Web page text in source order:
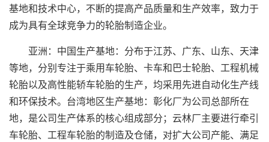
基地和技术中心，不断的提高产品质量和生产效率，致力于
成为具有全球竞争力的轮胎制造企业。
亚洲：中国生产基地：分布于江苏、广东、山东、天津
等地，分别专注于乘用车轮胎、卡车和巴士轮胎、工程机械
轮胎以及高性能轿车轮胎的生产，均采用先进自动化生产线
和环保技术。台湾地区生产基地：彰化厂为公司总部所在
地，是公司生产体系的核心组成部分；云林厂主要进行牵引
车轮胎、工程车轮胎的制造及仓储，对扩大公司产能、满足